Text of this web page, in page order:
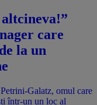
care
la un
Galatz, omul care
într-un un loc al